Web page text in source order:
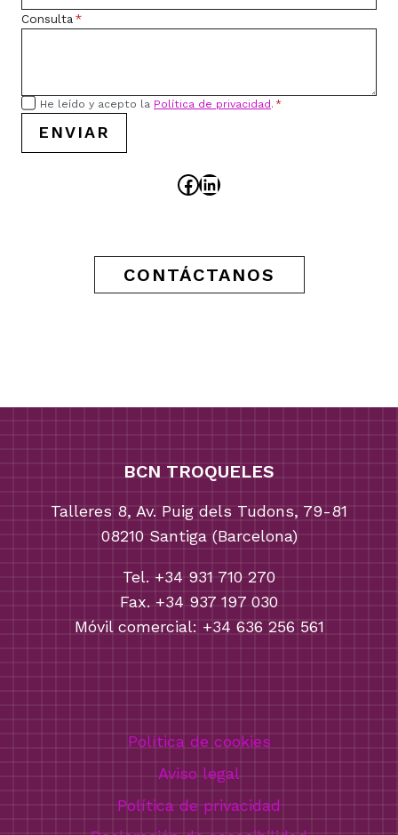
Consulta*
He leído y acepto la Política de privacidad. *
ENVIAR
Facebook
LinkedIn
CONTÁCTANOS
BCN TROQUELES
Talleres 8, Av. Puig dels Tudons, 79-81
08210 Santiga (Barcelona)
Tel. +34 931 710 270
Fax. +34 937 197 030
Móvil comercial: +34 636 256 561
Política de cookies
Aviso legal
Política de privacidad